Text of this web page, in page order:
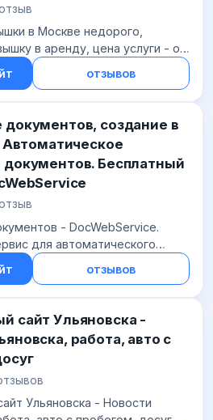
в Москве недорого,
в аренду, цена услуги - от
Дядя Стёпа
отзывов
документов, создание в
Автоматическое
документов. Бесплатный
- DocWebService.
для автоматического
созданных в MS
txt, html, xml.
отзывов
сайт Ульяновска -
работа, авто с
Ульяновска - Новости